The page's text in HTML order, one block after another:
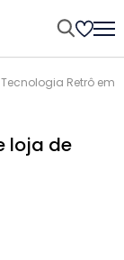
Retrô em
loja de